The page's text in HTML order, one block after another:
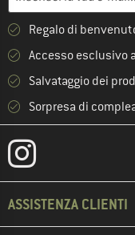
Regalo di
Accesso esclusivo
Salvataggio dei
Sorpresa di
ASSISTENZA CLIENTI